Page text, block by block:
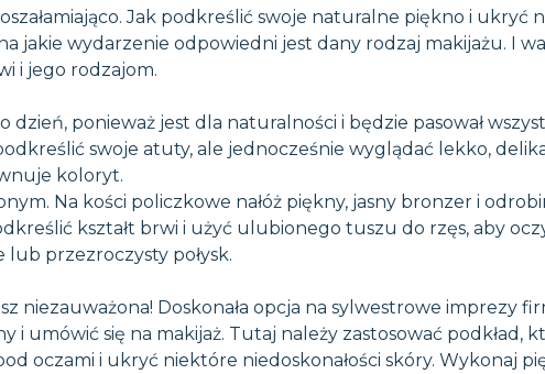
Jak podkreślić swoje naturalne piękno i ukryć
jakie wydarzenie odpowiedni jest dany rodzaj makijażu. I
i jego rodzajom.
ponieważ jest dla naturalności i będzie pasował
swoje atuty, ale jednocześnie wyglądać lekko,
koloryt.
Na kości policzkowe nałóż piękny, jasny bronzer i
kształt brwi i użyć ulubionego tuszu do rzęs, aby
przezroczysty połysk.
niezauważona! Doskonała opcja na sylwestrowe imprezy
i umówić się na makijaż. Tutaj należy zastosować podkład,
oczami i ukryć niektóre niedoskonałości skóry. Wykonaj